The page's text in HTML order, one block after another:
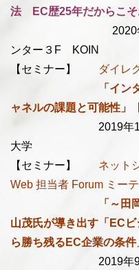
法 EC歴25年だからこそ
2020年2月19
ンター３F KOIN
【セミナー】
ダイレ
「 イン
ャネルの課題と可能性」
2019年11月11
大学
【セミナー】 ネット
Web 担当者 Forum ミー
「 ～田
山茂氏が導き出す「EC
ら勝ち残るEC企業の条件
2019年9月11日